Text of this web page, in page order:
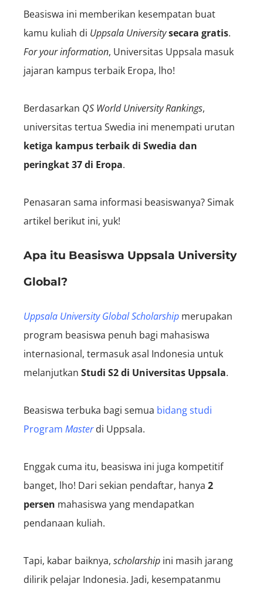
Beasiswa ini memberikan kesempatan buat
kamu kuliah di Uppsala Universitysecara gratis.
For your information, Universitas Uppsala masuk
jajaran kampus terbaik Eropa, lho!
Berdasarkan QS World University Rankings,
universitas tertua Swedia ini menempati urutan
ketiga kampus terbaik di Swedia dan
peringkat 37 di Eropa.
Penasaran sama informasi beasiswanya? Simak
artikel berikut ini, yuk!
Apa itu Beasiswa Uppsala University
Global?
Uppsala University Global Scholarship merupakan
program beasiswa penuh bagi mahasiswa
internasional, termasuk asal Indonesia untuk
melanjutkan Studi S2 di Universitas Uppsala.
Beasiswa terbuka bagi semua bidang studi
Program Masterdi Uppsala.
Enggak cuma itu, beasiswa ini juga kompetitif
banget, lho! Dari sekian pendaftar, hanya 2
persen mahasiswa yang mendapatkan
pendanaan kuliah.
Tapi, kabar baiknya, scholarship ini masih jarang
dilirik pelajar Indonesia. Jadi, kesempatanmu